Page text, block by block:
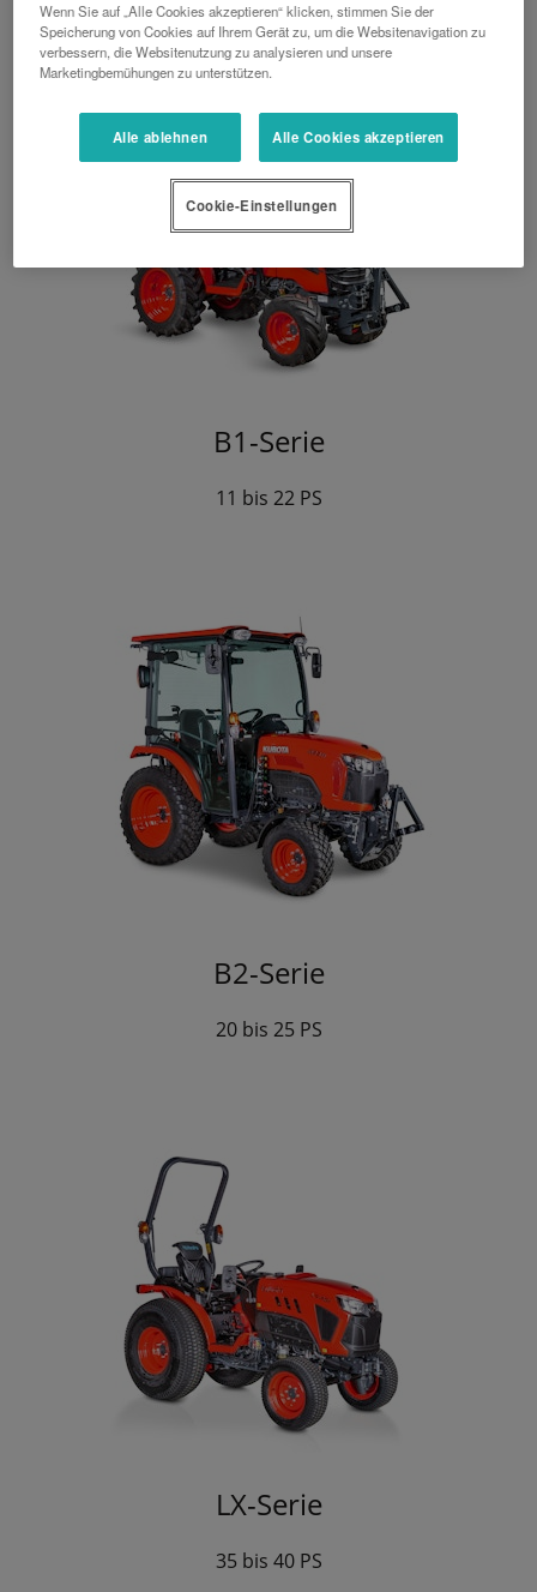
B1-Serie
11 bis 22 PS
B2-Serie
20 bis 25 PS
LX-Serie
35 bis 40 PS
Wenn Sie auf „Alle Cookies akzeptieren“ klicken, stimmen Sie der
Speicherung von Cookies auf Ihrem Gerät zu, um die Websitenavigation zu
verbessern, die Websitenutzung zu analysieren und unsere
Marketingbemühungen zu unterstützen.
Alle ablehnen Alle Cookies akzeptieren
Cookie-Einstellungen